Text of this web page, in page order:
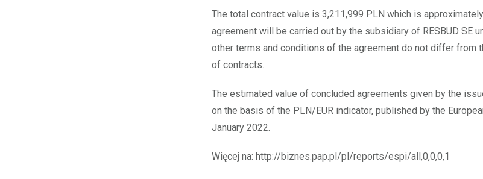
The total contract value is 3,211,999 PLN which is
agreement will be carried out by the subsidiary of RESBUD SE
other terms and conditions of the agreement do not differ from
of contracts.
The estimated value of concluded agreements given by the
on the basis of the PLN/EUR indicator, published by the
January 2022.
Więcej na: http://biznes.pap.pl/pl/reports/espi/all,0,0,0,1